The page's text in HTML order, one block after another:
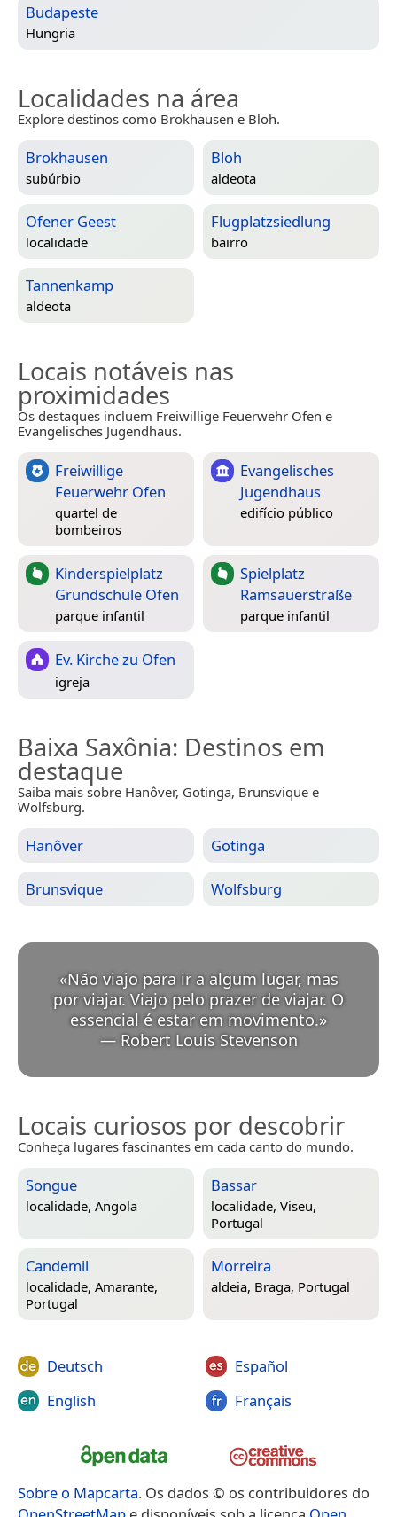
Budapeste
Hungria
Localidades na área
Explore destinos como Brokhausen e Bloh.
Brokhausen
subúrbio
Bloh
aldeota
Ofener Geest
localidade
Flugplatzsiedlung
bairro
Tannenkamp
aldeota
Locais notáveis nas
proximidades
Os destaques incluem Freiwillige Feuerwehr Ofen e
Evangelisches Jugendhaus.
Freiwillige
Feuerwehr Ofen
quartel de
bombeiros
Evangelisches
Jugendhaus
edifício público
Kinderspielplatz
Grundschule Ofen
parque infantil
Spielplatz
Ramsauerstraße
parque infantil
Ev. Kirche zu Ofen
igreja
Baixa Saxônia: Destinos em
destaque
Saiba mais sobre Hanôver, Gotinga, Brunsvique e
Wolfsburg.
Hanôver Gotinga
Brunsvique Wolfsburg
«Não viajo para ir a algum lugar, mas
por viajar. Viajo pelo prazer de viajar. O
essencial é estar em movimento.
— Robert Louis Stevenson
Locais curiosos por descobrir
Conheça lugares fascinantes em cada canto do mundo.
Songue
localidade, Angola
Bassar
localidade, Viseu,
Portugal
Candemil
localidade, Amarante,
Portugal
Morreira
aldeia, Braga, Portugal
Deutsch
English
Español
Français
Sobre o Mapcarta. Os dados © os contribuidores do